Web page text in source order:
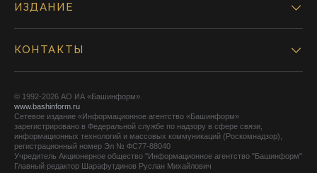
ИЗДАНИЕ
КОНТАКТЫ
© 1992-2026 АО ИА «Башинформ».
www.bashinform.ru
Сетевое издание «Информационное агентство «Башинформ»
зарегистрировано в Федеральной службе по надзору в сфере связи,
информационных технологий и массовых коммуникаций (Роскомнадзор),
регистрационный номер Эл № ФС77-88040
Учредитель Акционерное общество "Информационное агентство "Башинформ"
Главный редактор Шарафутдинов Руслан Михайлович